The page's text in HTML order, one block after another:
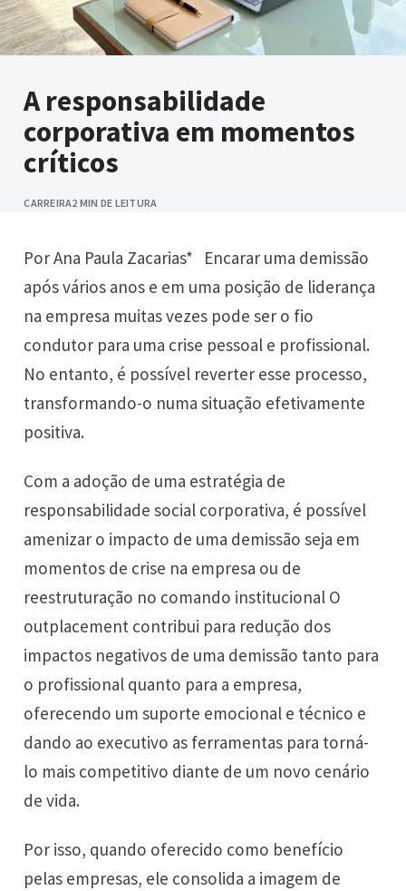
A responsabilidade
corporativa em momentos
críticos
CARREIRA2 MIN DE LEITURA
Por Ana Paula Zacarias* Encarar uma demissão
após vários anos e em uma posição de liderança
na empresa muitas vezes pode ser o fio
condutor para uma crise pessoal e profissional.
No entanto, é possível reverter esse processo,
transformando-o numa situação efetivamente
positiva.
Com a adoção de uma estratégia de
responsabilidade social corporativa, é possível
amenizar o impacto de uma demissão seja em
momentos de crise na empresa ou de
reestruturação no comando institucional O
outplacement contribui para redução dos
impactos negativos de uma demissão tanto para
o profissional quanto para a empresa,
oferecendo um suporte emocional e técnico e
dando ao executivo as ferramentas para torná-
lo mais competitivo diante de um novo cenário
de vida.
Por isso, quando oferecido como benefício
pelas empresas, ele consolida a imagem de